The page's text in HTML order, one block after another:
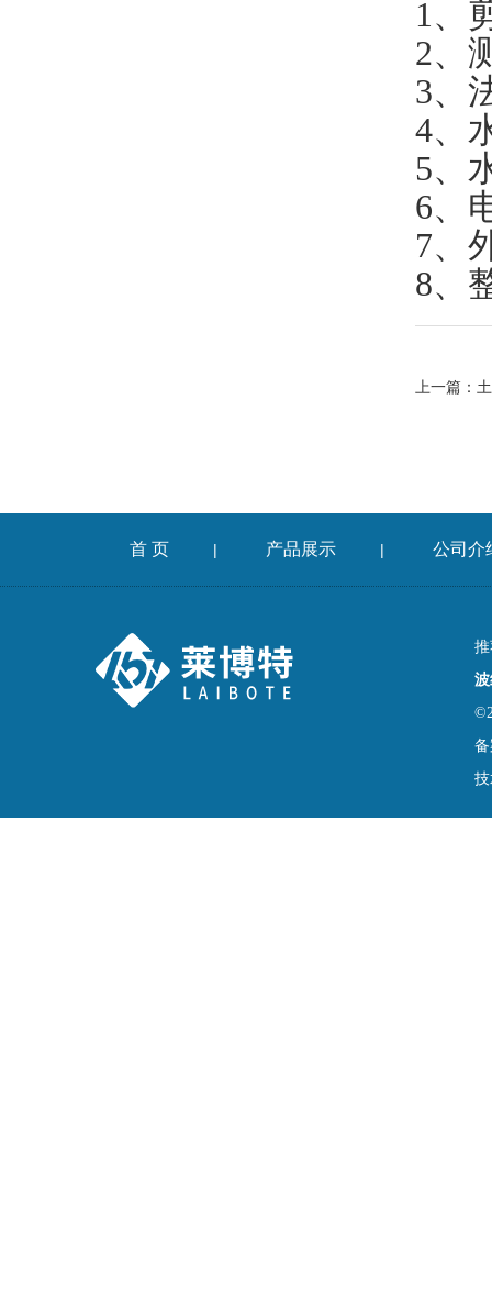
1 、
2、
3、
4、
5、
6、
7、
8、
上一篇： 土
首 页 | 产品展示 | 公司介
备